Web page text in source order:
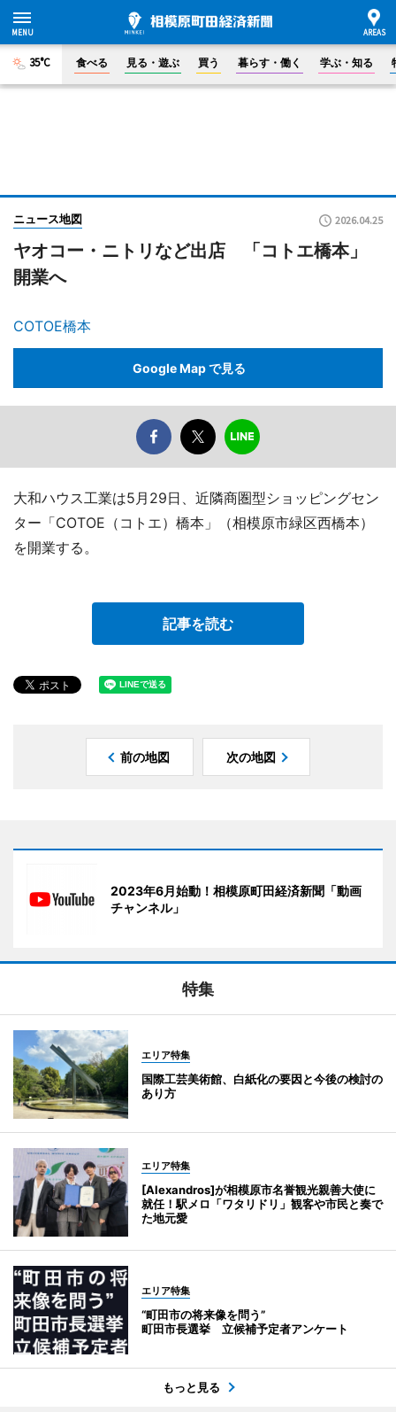
35°C 食べる 見る・遊ぶ 買う 暮らす・働く 学ぶ・知る
ニュース地図 2026.04.25
ヤオコー・ニトリなど出店 「コトエ橋本」
開業へ
COTOE橋本
Google Map で見る
大和ハウス工業は5月29日、近隣商圏型ショッピングセン
ター「COTOE（コトエ）橋本」（相模原市緑区西橋本）
を開業する。
記事を読む
前の地図 次の地図
2023年6月始動！相模原町田経済新聞「動画
チャンネル」
特集
エリア特集
国際工芸美術館、白紙化の要因と今後の検討の
あり方
エリア特集
[Alexandros]が相模原市名誉観光親善大使に
就任！駅メロ「ワタリドリ」観客や市民と奏で
た地元愛
エリア特集
“町田市の将来像を問う”
町田市長選挙 立候補予定者アンケート
もっと見る